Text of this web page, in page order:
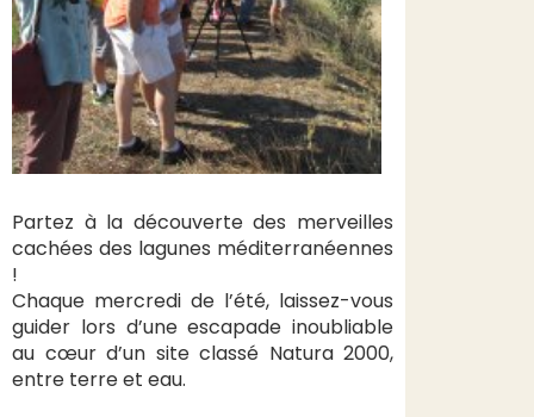
Partez à la découverte des merveilles
cachées des lagunes méditerranéennes
!
Chaque mercredi de l’été, laissez-vous
guider lors d’une escapade inoubliable
au cœur d’un site classé Natura 2000,
entre terre et eau.